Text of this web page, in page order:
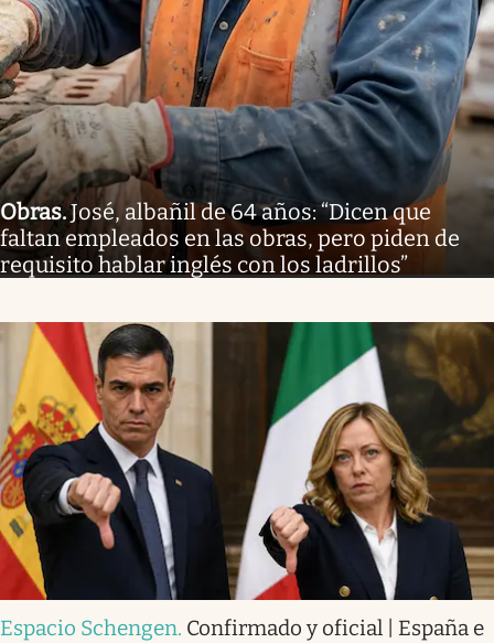
Obras.José, albañil de 64 años: “Dicen que
faltan empleados en las obras, pero piden de
requisito hablar inglés con los ladrillos”
Espacio Schengen. Confirmado y oficial | España e